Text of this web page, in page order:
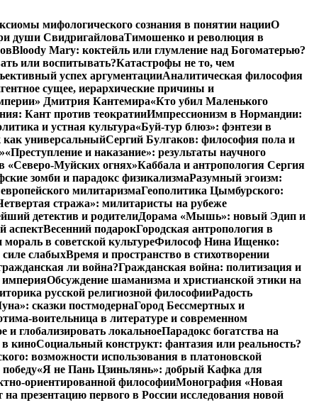
мифологического сознания в понятии нацииО
души СвидригайловаТимошенко и революция в
Bloody Mary: коктейль или глумление над Богоматерью?
или воспитывать?Катастрофы не то, чем
успех аргументацииАналитическая философия
сущее, иерархические причины и
Дмитрия Кантемира«Кто убил Маленького
Кант против теократииИмпрессионизм в Нормандии:
и устная культура«Буй-тур блюз»: фэнтези в
как универсальныйСергий Булгаков: философия пола и
«Преступление и наказание»: результаты научного
«Северо-Муйских огнях»Каббала и антропология Сергия
зомби и парадокс физикализмаРазумный эгоизм:
милитаризмаГеополитика Цымбурского:
стража»: милитаристы на рубеже
детектив и родителиДорама «Мышь»: новый Эдип и
аспектВесенний подарокГородская антропология в
мораль в советской культуреФилософ Нина Ищенко:
силе слабыхВремя и пространство в стихотворении
ли война?Гражданская война: политизация и
империяОбсуждение шаманизма и христианской этики на
русской религиозной философииРадость
сказки постмодернаГород Бессмертных и
воительница в литературе и современном
и глобализировать локальноеПарадокс богатства на
в киноСоциальный конструкт: фантазия или реальность?
возможности использования в платоновской
«Я не Пань Цзиньлянь»: добрый Кафка для
ориентированной философииМонография «Новая
презентацию первого в России исследования новой